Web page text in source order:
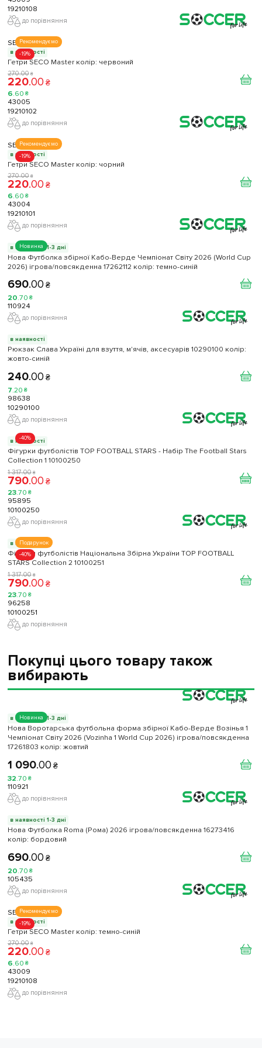
19210108
до порівняння
Рекомендуємо
-19%
SECO
в наявності
Гетри SECO Master колір: червоний
270.00 ₴
220.00 ₴
6.60 ₴
43005
19210102
до порівняння
Рекомендуємо
-19%
SECO
в наявності
Гетри SECO Master колір: чорний
270.00 ₴
220.00 ₴
6.60 ₴
43004
19210101
до порівняння
Новинка
в наявності 1-3 дні
Нова Футболка збірної Кабо-Верде Чемпіонат Світу 2026 (World Cup
2026) ігрова/повсякденна 17262112 колiр: темно-синій
690.00 ₴
20.70 ₴
110924
до порівняння
в наявності
Рюкзак Слава Україні для взуття, м'ячів, аксесуарів 10290100 колiр:
жовто-синій
240.00 ₴
7.20 ₴
98638
10290100
до порівняння
-40%
в наявності
Фігурки футболістів TOP FOOTBALL STARS - Набір The Football Stars
Collection 1 10100250
1 317.00 ₴
790.00 ₴
23.70 ₴
95895
10100250
до порівняння
Подарунок
-40%
в наявності
Фігурки футболістів Національна Збірна України TOP FOOTBALL
STARS Collection 2 10100251
1 317.00 ₴
790.00 ₴
23.70 ₴
96258
10100251
до порівняння
Покупці цього товару також
вибирають
Новинка
в наявності 1-3 дні
Нова Воротарська футбольна форма збірної Кабо-Верде Возінья 1
Чемпіонат Світу 2026 (Vozinha 1 World Cup 2026) ігрова/повсякденна
17261803 колiр: жовтий
1 090.00 ₴
32.70 ₴
110921
до порівняння
в наявності 1-3 дні
Нова Футболка Roma (Рома) 2026 ігрова/повсякденна 16273416
колiр: бордовий
690.00 ₴
20.70 ₴
105435
до порівняння
Рекомендуємо
-19%
SECO
в наявності
Гетри SECO Master колір: темно-синій
270.00 ₴
220.00 ₴
6.60 ₴
43009
19210108
до порівняння